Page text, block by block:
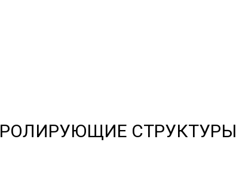
СТРУКТУРЫ